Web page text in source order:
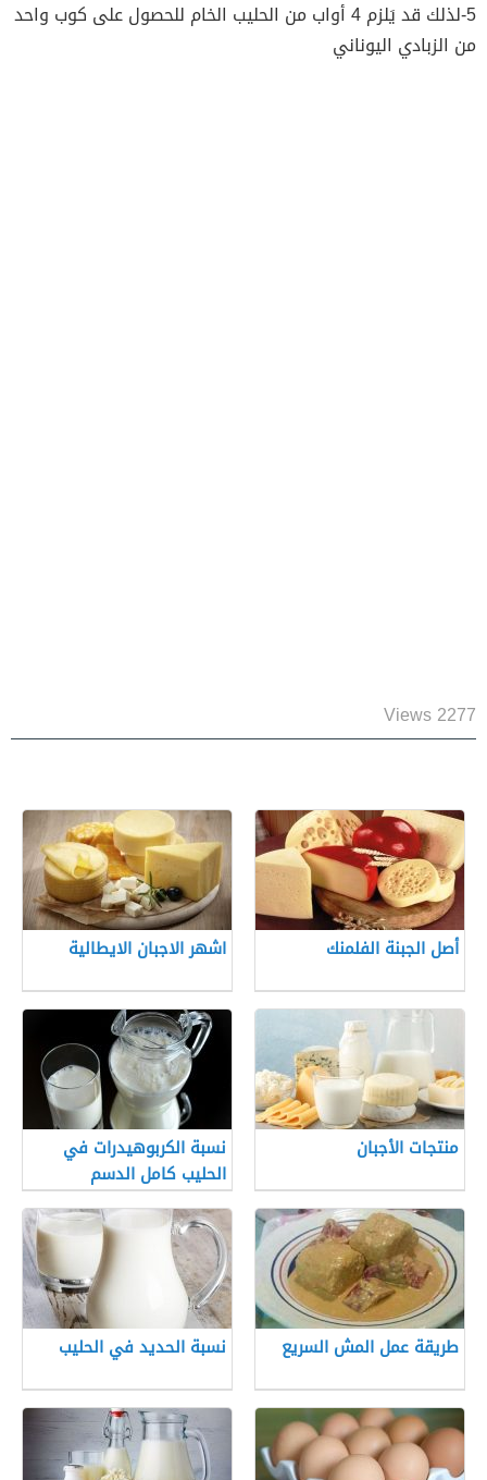
5-لذلك قد يَلزم 4 أواب من الحليب الخام للحصول على كوب واحد
من الزبادي اليوناني
2277 Views
أصل الجبنة الفلمنك اشهر الاجبان الايطالية
منتجات الأجبان
نسبة الكربوهيدرات في
الحليب كامل الدسم
طريقة عمل المش السريع نسبة الحديد في الحليب